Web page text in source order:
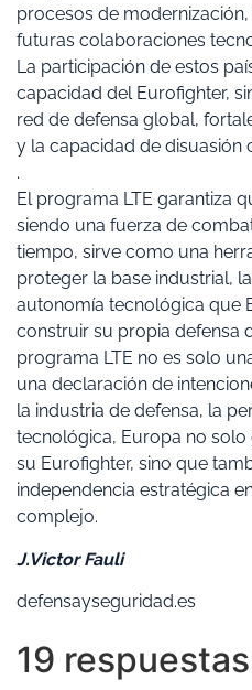
procesos de
futuras colaboraciones
La participación de estos
capacidad del Eurofighter,
red de defensa global,
y la capacidad de disuasión
.
El programa LTE garantiza
siendo una fuerza de
tiempo, sirve como una
proteger la base industrial,
autonomía tecnológica que
construir su propia defensa
programa LTE no es solo
una declaración de
la industria de defensa, la
tecnológica, Europa no
su Eurofighter, sino que
independencia estratégica
complejo.
J.Victor Fauli
defensayseguridad.es
19 respuestas